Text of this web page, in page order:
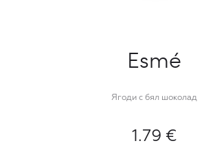
Esmé
Ягоди с бял шоколад
1.79 €